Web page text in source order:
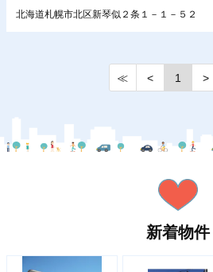
北海道札幌市北区新琴似２条１－１－５２
≪ < 1 >
新着物件